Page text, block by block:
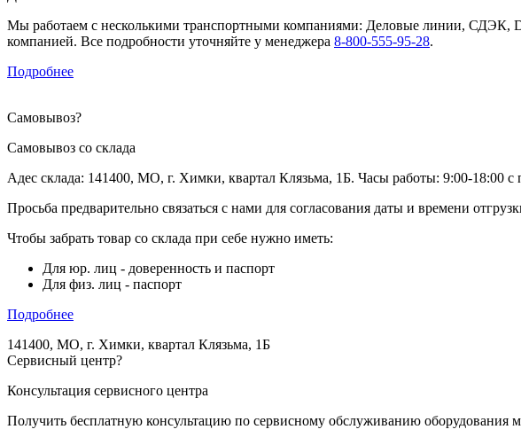
Мы работаем с несколькими транспортными компаниями: Деловые линии, СДЭК,
компанией. Все подробности уточняйте у менеджера 8-800-555-95-28.
Подробнее
Самовывоз?
Самовывоз со склада
Адес склада: 141400, МО, г. Химки, квартал Клязьма, 1Б. Часы работы: 9:00-18:00 с
Просьба предварительно связаться с нами для согласования даты и времени
Чтобы забрать товар со склада при себе нужно иметь:
Для юр. лиц - доверенность и паспорт
Для физ. лиц - паспорт
Подробнее
141400, МО, г. Химки, квартал Клязьма, 1Б
Сервисный центр?
Консультация сервисного центра
Получить бесплатную консультацию по сервисному обслуживанию оборудования